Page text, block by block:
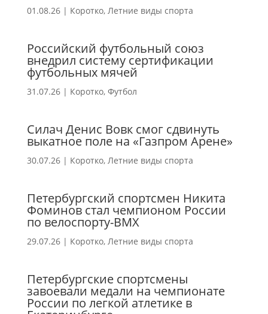
01.08.26| Коротко, Летние виды спорта
Российский футбольный союз
внедрил систему сертификации
футбольных мячей
31.07.26| Коротко, Футбол
Силач Денис Вовк смог сдвинуть
выкатное поле на «Газпром Арене»
30.07.26| Коротко, Летние виды спорта
Петербургский спортсмен Никита
Фоминов стал чемпионом России
по велоспорту-ВМХ
29.07.26| Коротко, Летние виды спорта
Петербургские спортсмены
завоевали медали на чемпионате
России по легкой атлетике в